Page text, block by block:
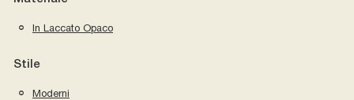
In Laccato Opaco
Stile
Moderni